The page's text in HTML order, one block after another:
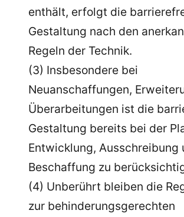
enthält, erfolgt die
Gestaltung nach den
Regeln der Technik.
(3) Insbesondere bei
Neuanschaffungen,
Überarbeitungen ist die
Gestaltung bereits bei der
Entwicklung, Ausschreibung
Beschaffung zu
(4) Unberührt bleiben die
zur behinderungsgerechten